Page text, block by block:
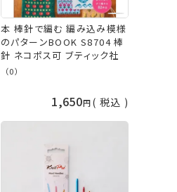
本 棒針で編む 編み込み模様
のパターンBOOK S8704 棒
針 ネコポス可 ブティック社
（0）
1,650 税込